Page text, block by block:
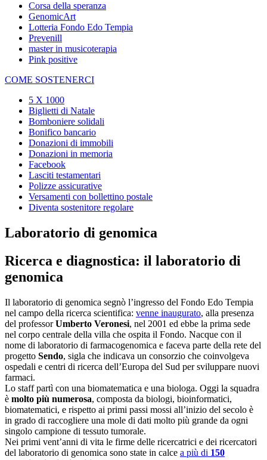
Corsa della speranza
GenomicArt
Lotteria Fondo Edo Tempia
Prevenill
master in musicoterapia
Pink positive
COME SOSTENERCI
5 X 1000
Biglietti di Natale
Bomboniere solidali
Bonifico bancario
Donazioni di immobili
Donazioni in memoria
Facebook
Lasciti testamentari
Polizze assicurative
Versamenti con bollettino postale
Diventa sostenitore regolare
Laboratorio di genomica
Ricerca e diagnostica: il laboratorio di
genomica
Il laboratorio di genomica segnò l’ingresso del Fondo Edo Tempia
nel campo della ricerca scientifica: venne inaugurato, alla presenza
del professorUmberto Veronesi, nel 2001 ed ebbe la prima sede
nel corpo centrale della villa che ospita il Fondo. Nacque con il
nome di laboratorio di farmacogenomica e faceva parte della rete del
progetto Sendo, sigla che indicava un consorzio che coinvolgeva
ospedali e centri di ricerca dell’Europa del Sud per sviluppare nuovi
farmaci.
Lo staff partì con una biomatematica e una biologa. Oggi la squadra
è molto più numerosa, composta da biologi, bioinformatici,
biomatematici, e rispetto ai primi passi mossi all’inizio del secolo è
in grado di raccogliere una mole di dati molto più grande da ogni
singolo campione di tessuto tumorale.
Nei primi vent’anni di vita le firme delle ricercatrici e dei ricercatori
del laboratorio di genomica sono state in calce a più di 150